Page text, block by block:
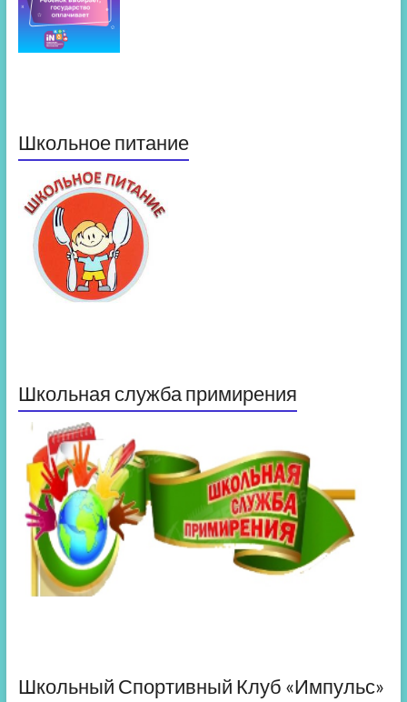
Школьное питание
Школьная служба примирения
Школьный Спортивный Клуб «Импульс»